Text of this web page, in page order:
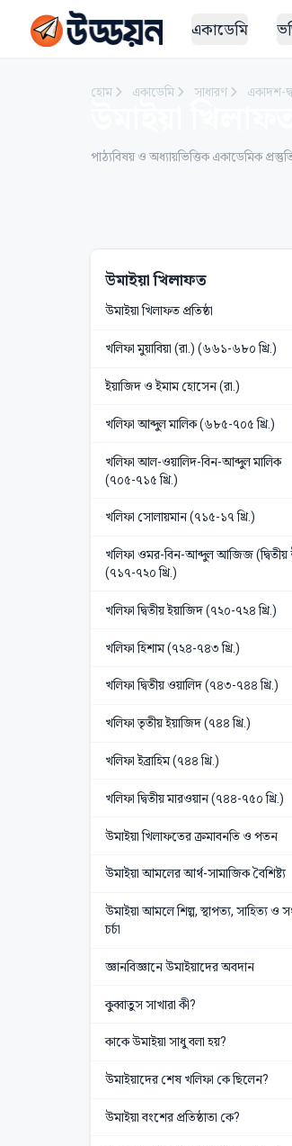
একাডেমি
হোম একাডেমি সাধারণ একাদশ-
পাঠ্যবিষয় ও অধ্যায়ভিত্তিক একাডেমিক
উমাইয়া খিলাফত
উমাইয়া খিলাফত প্রতিষ্ঠা
খলিফা মুয়াবিয়া (রা.) (৬৬১-৬৮০ খ্রি.)
ইয়াজিদ ও ইমাম হোসেন (রা.)
খলিফা আব্দুল মালিক (৬৮৫-৭০৫ খ্রি.)
খলিফা আল-ওয়ালিদ-বিন-আব্দুল মালিক
(৭০৫-৭১৫ খ্রি.)
খলিফা সোলায়মান (৭১৫-১৭ খ্রি.)
খলিফা ওমর-বিন-আব্দুল আজিজ
(৭১৭-৭২০ খ্রি.)
খলিফা দ্বিতীয় ইয়াজিদ (৭২০-৭২৪ খ্রি.)
খলিফা হিশাম (৭২৪-৭৪৩ খ্রি.)
খলিফা দ্বিতীয় ওয়ালিদ (৭৪৩-৭৪৪ খ্রি.)
খলিফা তৃতীয় ইয়াজিদ (৭৪৪ খ্রি.)
খলিফা ইব্রাহিম (৭৪৪ খ্রি.)
খলিফা দ্বিতীয় মারওয়ান (৭৪৪-৭৫০ খ্রি.)
উমাইয়া খিলাফতের ক্রমাবনতি ও পতন
উমাইয়া আমলের আর্থ-সামাজিক বৈশিষ্ট্য
উমাইয়া আমলে শিল্প, স্থাপত্য, সাহিত্য ও
চর্চা
জ্ঞানবিজ্ঞানে উমাইয়াদের অবদান
কুব্বাতুস সাখারা কী?
কাকে উমাইয়া সাধু বলা হয়?
উমাইয়াদের শেষ খলিফা কে ছিলেন?
উমাইয়া বংশের প্রতিষ্ঠাতা কে?